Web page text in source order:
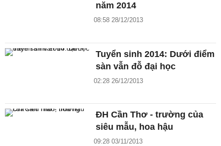
năm 2014
08:58 28/12/2013
Tuyển sinh 2014: Dưới điểm
sàn vẫn đỗ đại học
02:28 26/12/2013
ĐH Cần Thơ - trường của
siêu mẫu, hoa hậu
09:28 03/11/2013